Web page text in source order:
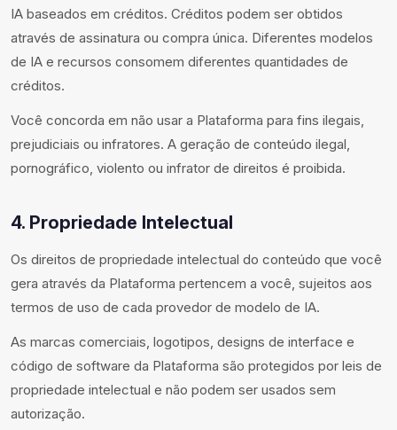
IA baseados em créditos. Créditos podem ser obtidos
através de assinatura ou compra única. Diferentes modelos
de IA e recursos consomem diferentes quantidades de
créditos.
Você concorda em não usar a Plataforma para fins ilegais,
prejudiciais ou infratores. A geração de conteúdo ilegal,
pornográfico, violento ou infrator de direitos é proibida.
4. Propriedade Intelectual
Os direitos de propriedade intelectual do conteúdo que você
gera através da Plataforma pertencem a você, sujeitos aos
termos de uso de cada provedor de modelo de IA.
As marcas comerciais, logotipos, designs de interface e
código de software da Plataforma são protegidos por leis de
propriedade intelectual e não podem ser usados sem
autorização.